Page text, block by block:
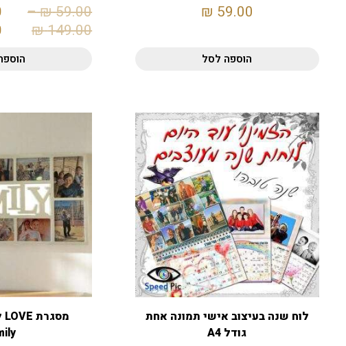
59.00
₪
הוספה לסל
59.00
₪
–
149.00
₪
לוח שנה בעיצוב אישי תמונה אחת
גודל A4